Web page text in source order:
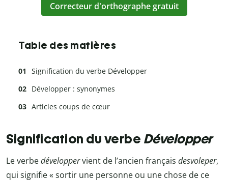
Correcteur d'orthographe gratuit
Table des matières
Signification du verbe Développer
Développer : synonymes
Articles coups de cœur
Signification du verbe Développer
Le verbedéveloppervient de l’ancien français desvoleper,
qui signifie « sortir une personne ou une chose de ce